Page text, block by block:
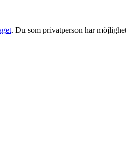
. Du som privatperson har